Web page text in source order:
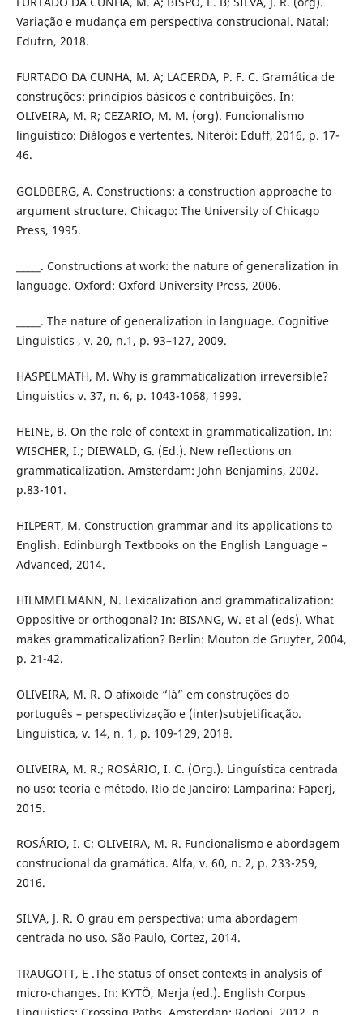
Variação e mudança em perspectiva construcional. Natal:
Edufrn, 2018.
FURTADO DA CUNHA, M. A; LACERDA, P. F. C. Gramática de
construções: princípios básicos e contribuições. In:
OLIVEIRA, M. R; CEZARIO, M. M. (org). Funcionalismo
linguístico: Diálogos e vertentes. Niterói: Eduff, 2016, p. 17-
46.
GOLDBERG, A. Constructions: a construction approache to
argument structure. Chicago: The University of Chicago
Press, 1995.
_____. Constructions at work: the nature of generalization in
language. Oxford: Oxford University Press, 2006.
_____. The nature of generalization in language. Cognitive
Linguistics , v. 20, n.1, p. 93–127, 2009.
HASPELMATH, M. Why is grammaticalization irreversible?
Linguistics v. 37, n. 6, p. 1043-1068, 1999.
HEINE, B. On the role of context in grammaticalization. In:
WISCHER, I.; DIEWALD, G. (Ed.). New reflections on
grammaticalization. Amsterdam: John Benjamins, 2002.
p.83-101.
HILPERT, M. Construction grammar and its applications to
English. Edinburgh Textbooks on the English Language –
Advanced, 2014.
HILMMELMANN, N. Lexicalization and grammaticalization:
Oppositive or orthogonal? In: BISANG, W. et al (eds). What
makes grammaticalization? Berlin: Mouton de Gruyter, 2004,
p. 21-42.
OLIVEIRA, M. R. O afixoide “lá” em construções do
português – perspectivização e (inter)subjetificação.
Linguística, v. 14, n. 1, p. 109-129, 2018.
OLIVEIRA, M. R.; ROSÁRIO, I. C. (Org.). Linguística centrada
no uso: teoria e método. Rio de Janeiro: Lamparina: Faperj,
2015.
ROSÁRIO, I. C; OLIVEIRA, M. R. Funcionalismo e abordagem
construcional da gramática. Alfa, v. 60, n. 2, p. 233-259,
2016.
SILVA, J. R. O grau em perspectiva: uma abordagem
centrada no uso. São Paulo, Cortez, 2014.
TRAUGOTT, E .The status of onset contexts in analysis of
micro-changes. In: KYTÕ, Merja (ed.). English Corpus
Linguistics: Crossing Paths, Amsterdan: Rodopi, 2012, p.